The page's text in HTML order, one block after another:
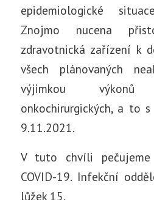
epidemiologické
Znojmo nucena
zdravotnická zařízení k
všech plánovaných
výjimkou
onkochirurgických, a to
9.11.2021.
V tuto chvíli
COVID-19. Infekční
lůžek 15.